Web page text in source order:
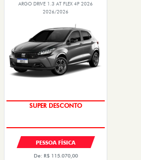
ARGO DRIVE 1.3 AT FLEX 4P 2026
2026/2026
SUPER DESCONTO
PESSOA FÍSICA
De: R$ 115.070,00